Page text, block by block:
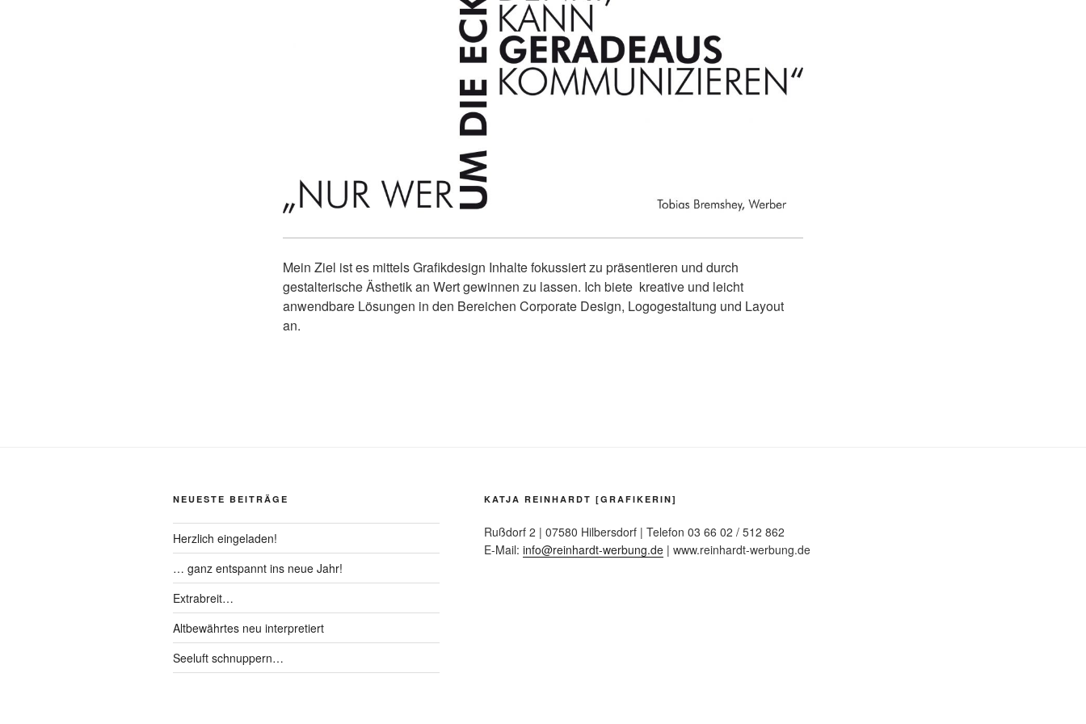
Mein Ziel ist es mittels Grafikdesign Inhalte fokussiert zu präsentieren und durch
gestalterische Ästhetik an Wert gewinnen zu lassen. Ich biete kreative und leicht
anwendbare Lösungen in den Bereichen Corporate Design, Logogestaltung und Layout
an.
NEUESTE BEITRÄGE
Herzlich eingeladen!
… ganz entspannt ins neue Jahr!
Extrabreit…
Altbewährtes neu interpretiert
Seeluft schnuppern…
KATJA REINHARDT [GRAFIKERIN]
Rußdorf 2 | 07580 Hilbersdorf | Telefon 03 66 02 / 512 862
E-Mail: info@reinhardt-werbung.de| www.reinhardt-werbung.de